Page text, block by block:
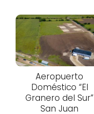
Aeropuerto
Doméstico “El
Granero del Sur”
San Juan